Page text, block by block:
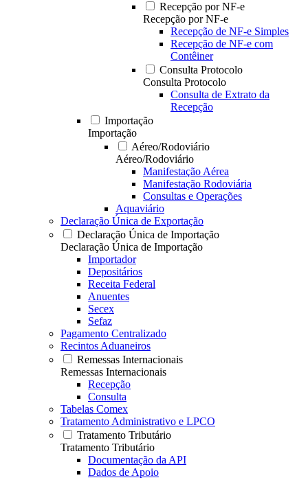
Recepção por NF-e
Recepção por NF-e
Recepção de NF-e Simples
Recepção de NF-e com
Contêiner
Consulta Protocolo
Consulta Protocolo
Consulta de Extrato da
Recepção
Importação
Importação
Aéreo/Rodoviário
Aéreo/Rodoviário
Manifestação Aérea
Manifestação Rodoviária
Consultas e Operações
Aquaviário
Declaração Única de Exportação
Declaração Única de Importação
Declaração Única de Importação
Importador
Depositários
Receita Federal
Anuentes
Secex
Sefaz
Pagamento Centralizado
Recintos Aduaneiros
Remessas Internacionais
Remessas Internacionais
Recepção
Consulta
Tabelas Comex
Tratamento Administrativo e LPCO
Tratamento Tributário
Tratamento Tributário
Documentação da API
Dados de Apoio